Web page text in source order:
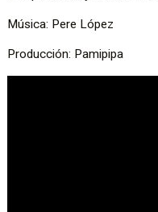
Música: Pere López
Producción: Pamipipa